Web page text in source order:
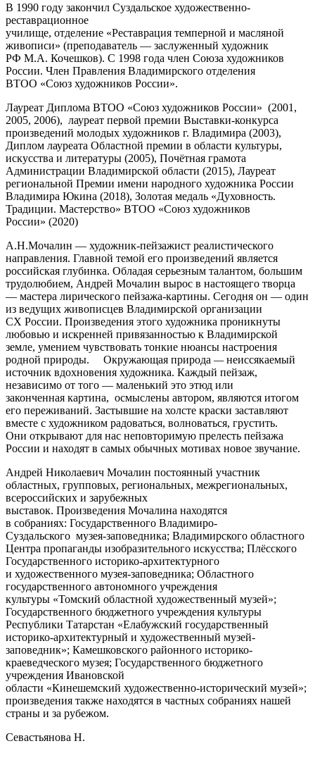
В 1990 году закончил Суздальское художественно-
реставрационное
училище, отделение «Реставрация темперной и масляной
живописи» (преподаватель — заслуженный художник
РФ М.А. Кочешков). С 1998 года член Союза художников
России. Член Правления Владимирского отделения
ВТОО «Союз художников России».
Лауреат Диплома ВТОО «Союз художников России» (2001,
2005, 2006), лауреат первой премии Выставки-конкурса
произведений молодых художников г. Владимира (2003),
Диплом лауреата Областной премии в области культуры,
искусства и литературы (2005), Почётная грамота
Администрации Владимирской области (2015), Лауреат
региональной Премии имени народного художника России
Владимира Юкина (2018), Золотая медаль «Духовность.
Традиции. Мастерство» ВТОО «Союз художников
России» (2020)
А.Н.Мочалин — художник-пейзажист реалистического
направления. Главной темой его произведений является
российская глубинка. Обладая серьезным талантом, большим
трудолюбием, Андрей Мочалин вырос в настоящего творца
— мастера лирического пейзажа-картины. Сегодня он — один
из ведущих живописцев Владимирской организации
СХ России. Произведения этого художника проникнуты
любовью и искренней привязанностью к Владимирской
земле, умением чувствовать тонкие нюансы настроения
родной природы. Окружающая природа —неиссякаемый
источник вдохновения художника. Каждый пейзаж,
независимо от того — маленький это этюд или
законченная картина, осмыслены автором, являются итогом
его переживаний. Застывшие на холсте краски заставляют
вместе с художником радоваться, волноваться, грустить.
Они открывают для нас неповторимую прелесть пейзажа
России и находят в самых обычных мотивах новое звучание.
Андрей Николаевич Мочалин постоянный участник
областных, групповых, региональных, межрегиональных,
всероссийских и зарубежных
выставок. Произведения Мочалина находятся
в собраниях: Государственного Владимиро-
Суздальского музея-заповедника; Владимирского областного
Центра пропаганды изобразительного искусства; Плёсского
Государственного историко-архитектурного
и художественного музея-заповедника; Областного
государственного автономного учреждения
культуры «Томский областной художественный музей»;
Государственного бюджетного учреждения культуры
Республики Татарстан «Елабужский государственный
историко-архитектурный и художественный музей-
заповедник»; Камешковского районного историко-
краеведческого музея; Государственного бюджетного
учреждения Ивановской
области «Кинешемский художественно-исторический музей»;
произведения также находятся в частных собраниях нашей
страны и за рубежом.
Севастьянова Н.